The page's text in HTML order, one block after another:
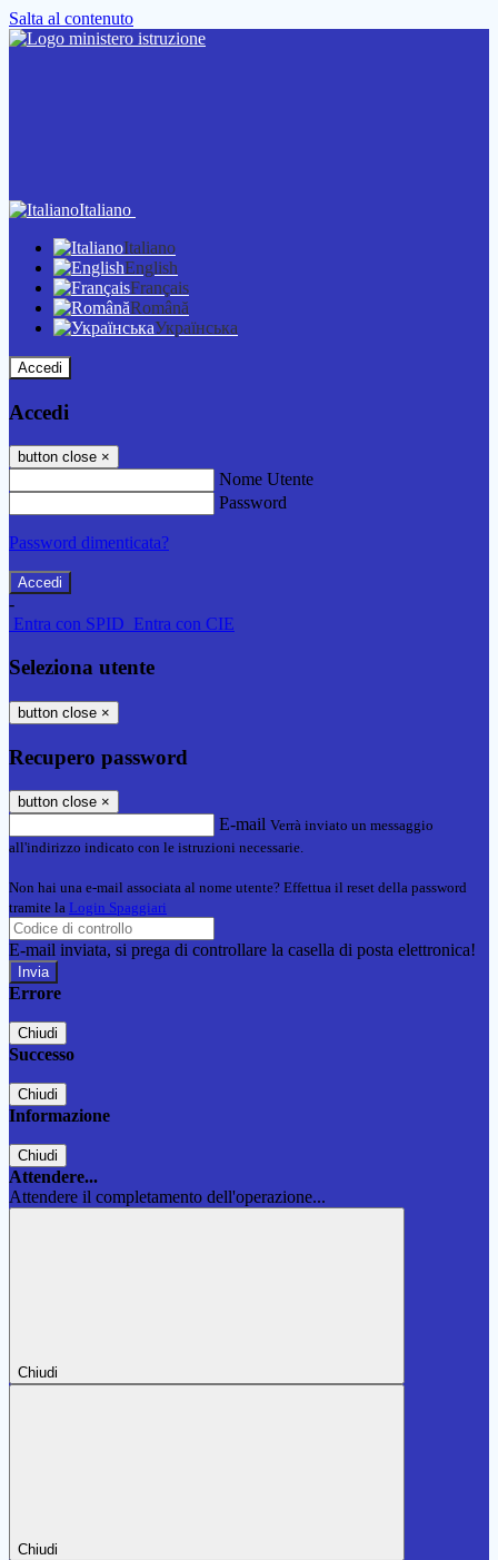
Salta al contenuto
Italiano
Italiano
English
Français
Română
Українська
Accedi
Accedi
button close ×
Nome Utente
Password
Password dimenticata?
-
Entra con SPID Entra con CIE
Seleziona utente
button close ×
Recupero password
button close ×
E-mail Verrà inviato un messaggio
all'indirizzo indicato con le istruzioni necessarie.
Non hai una e-mail associata al nome utente? Effettua il reset della password
tramite la Login Spaggiari
E-mail inviata, si prega di controllare la casella di posta elettronica!
Errore
Chiudi
Successo
Chiudi
Informazione
Chiudi
Attendere...
Attendere il completamento dell'operazione...
Chiudi
Chiudi